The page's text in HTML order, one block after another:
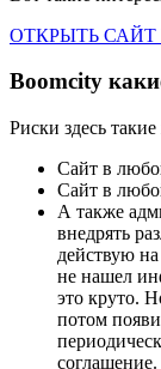
ОТКРЫТЬ САЙТ
Boomcity
Риски здесь
Сайт в
Сайт в
А также
внедрять
действую
не нашел
это круто.
потом
соглашение.